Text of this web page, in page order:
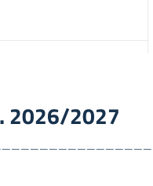
2026/2027